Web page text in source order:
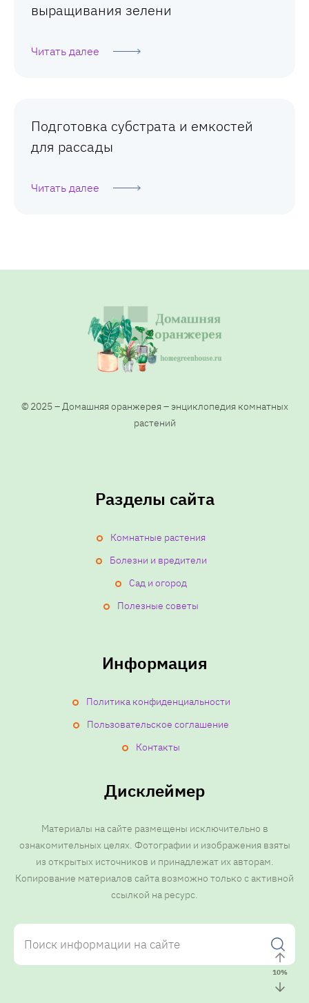
выращивания зелени
Читать далее
Подготовка субстрата и емкостей
для рассады
Читать далее
© 2025 – Домашняя оранжерея – энциклопедия комнатных
растений
Разделы сайта
Комнатные растения
Болезни и вредители
Сад и огород
Полезные советы
Информация
Политика конфиденциальности
Пользовательское соглашение
Контакты
Дисклеймер
Материалы на сайте размещены исключительно в
ознакомительных целях. Фотографии и изображения взяты
из открытых источников и принадлежат их авторам.
Копирование материалов сайта возможно только с активной
ссылкой на ресурс.
10%